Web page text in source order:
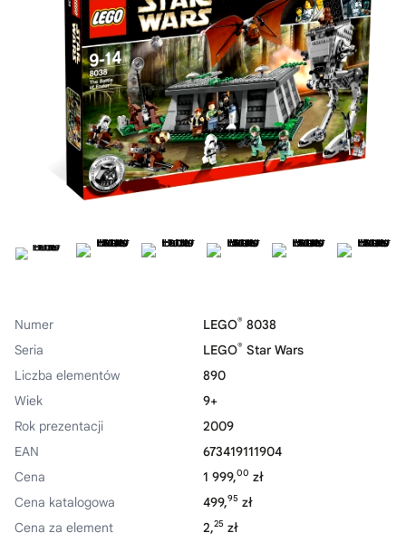
Numer LEGO® 8038
Seria
LEGO® Star Wars
Liczba elementów
890
Wiek
9+
Rok prezentacji
2009
EAN
673419111904
Cena
1 999,00 zł
Cena katalogowa
499,95 zł
Cena za element
2,25 zł